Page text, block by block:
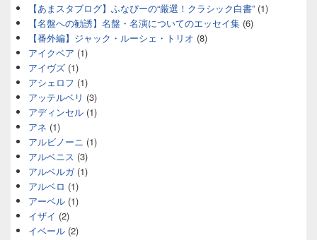
【あまスタブログ】ふなぴーの“厳選！クラシック白書” (1)
【名盤への勧誘】名盤・名演についてのエッセイ集 (6)
【番外編】ジャック・ルーシェ・トリオ (8)
アイクベア (1)
アイヴズ (1)
アシェロフ (1)
アッテルベリ (3)
アディンセル (1)
アネ (1)
アルビノーニ (1)
アルベニス (3)
アルベルガ(1)
アルベロ (1)
アーベル (1)
イザイ (2)
イベール (2)